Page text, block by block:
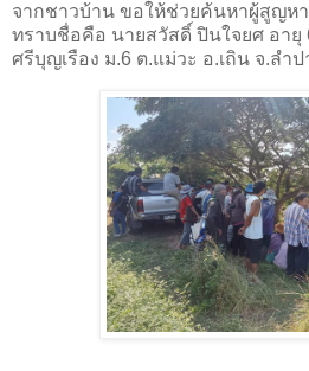
จากชาวบ้าน ขอให้ช่วยค้นหาผู้สูญห
ทราบชื่อคือ นายสวัสดิ์ ปินใจยศ อายุ
ศรีบุญเรือง ม.6 ต.แม่วะ อ.เถิน จ.ลำป